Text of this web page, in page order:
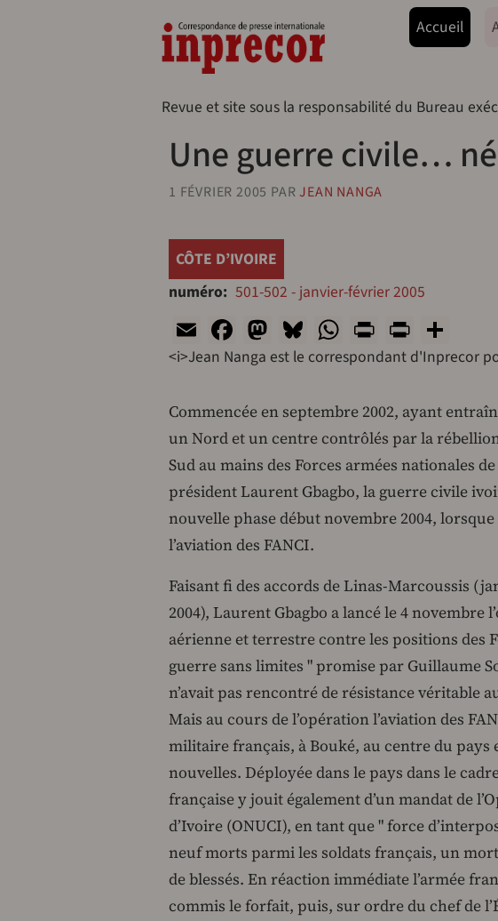
Navegação
Accueil
Revue et site sous la responsabilité du Bureau
Une guerre civile…
1 FÉVRIER 2005 PARJEAN NANGA
CÔTE D’IVOIRE
numéro 501-502 - janvier-février 2005
EmailFacebook
Mastodon
Bluesky
WhatsApp
Print
<i>Jean Nanga est le correspondant d'Inprecor
Commencée en septembre 2002, ayant
un Nord et un centre contrôlés par la
Sud au mains des Forces armées nationales
président Laurent Gbagbo, la guerre civile
nouvelle phase début novembre 2004,
l’aviation des FANCI.
Faisant fi des accords de Linas-Marcoussis
2004), Laurent Gbagbo a lancé le 4 novembre
aérienne et terrestre contre les positions des
guerre sans limites " promise par Guillaume
n’avait pas rencontré de résistance véritable
Mais au cours de l’opération l’aviation des
militaire français, à Bouké, au centre du pays
nouvelles. Déployée dans le pays dans le
française y jouit également d’un mandat de
d’Ivoire (ONUCI), en tant que " force
neuf morts parmi les soldats français, un
de blessés. En réaction immédiate l’armée
commis le forfait, puis, sur ordre du chef de